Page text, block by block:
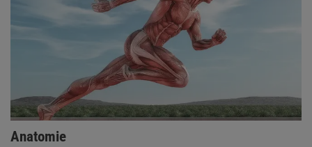
Anatomie